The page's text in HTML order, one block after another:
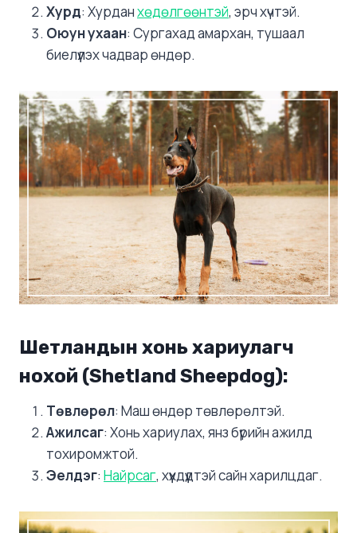
Хурд: Хурданхөдөлгөөнтэй, эрч хүчтэй.
Оюун ухаан: Сургахад амархан, тушаал
биелүүлэх чадвар өндөр.
Шетландын хонь хариулагч
нохой (Shetland Sheepdog):
Төвлөрөл: Маш өндөр төвлөрөлтэй.
Ажилсаг: Хонь хариулах, янз бүрийн ажилд
тохиромжтой.
Эелдэг: Найрсаг, хүүхдүүдтэй сайн харилцдаг.